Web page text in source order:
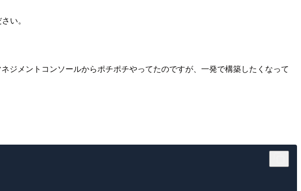
い。
メントコンソールからポチポチやってたのですが、一発で構築したくなって